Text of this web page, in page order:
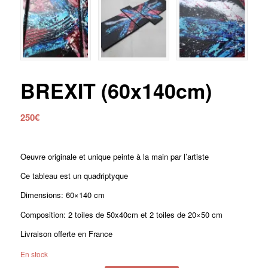
BREXIT (60x140cm)
250€
Oeuvre originale et unique peinte à la main par l’artiste
Ce tableau est un quadriptyque
Dimensions: 60×140 cm
Composition: 2 toiles de 50x40cm et 2 toiles de 20×50 cm
Livraison offerte en France
En stock